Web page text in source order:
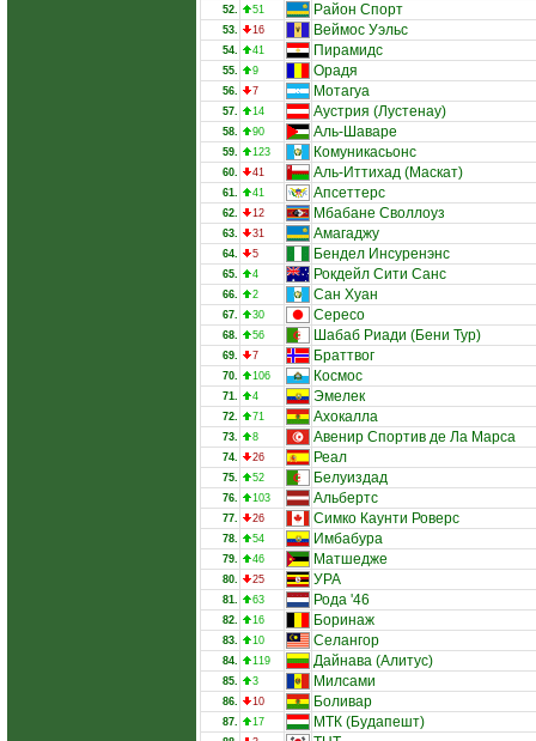
52. 51 Район Спорт
53. 16 Веймос Уэльс
54. 41 Пирамидс
55. 9 Орадя
56. 7 Мотагуа
57. 14 Аустрия (Лустенау)
58. 90 Аль-Шаваре
59. 123 Комуникасьонс
60. 41 Аль-Иттихад (Маскат)
61. 41 Апсеттерс
62. 12 Мбабане Своллоуз
63. 31 Амагаджу
64. 5 Бендел Инсуренэнс
65. 4 Рокдейл Сити Санс
66. 2 Сан Хуан
67. 30 Сересо
68. 56 Шабаб Риади (Бени Тур)
69. 7 Браттвог
70. 106 Космос
71. 4 Эмелек
72. 71 Ахокалла
73. 8 Авенир Спортив де Ла Марса
74. 26 Реал
75. 52 Белуиздад
76. 103 Альбертс
77. 26 Симко Каунти Роверс
78. 54 Имбабура
79. 46 Матшедже
80. 25 УРА
81. 63 Рода '46
82. 16 Боринаж
83. 10 Селангор
84. 119 Дайнава (Алитус)
85. 3 Милсами
86. 10 Боливар
87. 17 МТК (Будапешт)